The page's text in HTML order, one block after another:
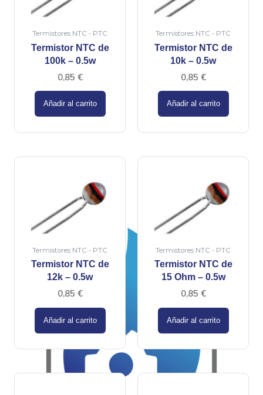
Termistores NTC - PTC
Termistor NTC de
100k – 0.5w
0,85 €
Añadir al carrito
Termistores NTC - PTC
Termistor NTC de
10k – 0.5w
0,85 €
Añadir al carrito
Termistores NTC - PTC
Termistor NTC de
12k – 0.5w
0,85 €
Añadir al carrito
Termistores NTC - PTC
Termistor NTC de
15 Ohm – 0.5w
0,85 €
Añadir al carrito